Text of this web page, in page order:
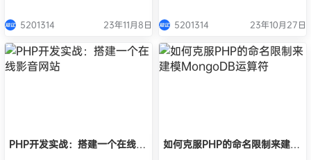
5201314 23年11月8日 5201314 23年10月27日
PHP开发实战：搭建一个在线影
如何克服PHP的命名限制来建模